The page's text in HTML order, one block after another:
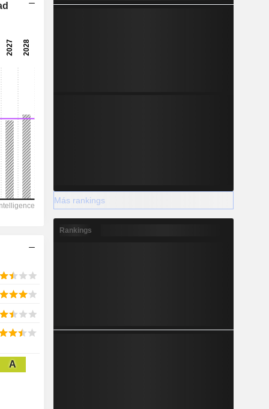
2028
-17 %
2.247
A
Más rankings
Rankings